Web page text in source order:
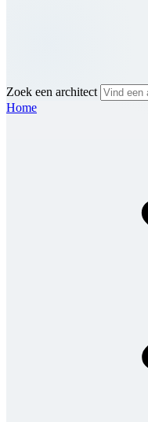
Zoek een architect
Home